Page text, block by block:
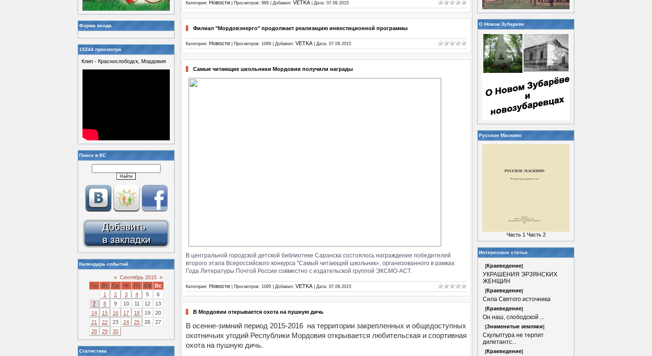
Форма входа
15244 просмотра
Клип - Краснослободск, Мордовия
Поиск в КС
Календарь событий
« Сентябрь 2015 »
Пн
Вт Ср Чт Пт Сб
Вс
1
2 3 4 5
6
7
8 9 10 11 12
13
14
15 16 17 18 19
20
21
22 23 24 25 26
27
28
29 30
Статистика
Категория: Новости | Просмотров: 989 | Добавил: VETKA| Дата: 07.09.2015
Филиал "Мордовэнерго" продолжает реализацию инвестиционной программы
Категория: Новости | Просмотров: 1069 | Добавил: VETKA| Дата: 07.09.2015
Самые читающие школьники Мордовии получили награды
В центральной городской детской библиотеке Саранска состоялось награждение победителей
второго этапа Всероссийского конкурса "Самый читающий школьник», организованного в рамках
Года Литературы Почтой России совместно с издательской группой ЭКСМО-АСТ.
Категория: Новости | Просмотров: 1095 | Добавил: VETKA| Дата: 07.09.2015
В Мордовии открывается охота на пушную дичь
В осенне-зимний период 2015-2016 на территории закрепленных и общедоступных
охотничьих угодий Республики Мордовия открывается любительская и спортивная
охота на пушную дичь.
О Новом Зубареве
Русское Маскино
Часть 1 Часть 2
Интересные статьи
[Краеведение]
УКРАШЕНИЯ ЭРЗЯНСКИХ
ЖЕНЩИН
[Краеведение]
Сила Святого источника
[Краеведение]
Он наш, слободской ...
[Знаменитые земляки]
Скульптура не терпит
дилетантс...
[Краеведение]